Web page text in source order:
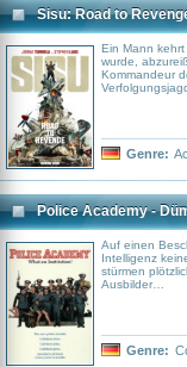
Sisu: Road to
Ein Mann
wurde,
Kommandeur
Genre:
Police Academy -
Auf einen
Intelligenz
stürmen
Ausbilder…
Genre: